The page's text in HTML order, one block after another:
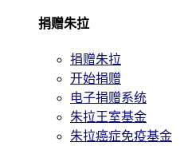
捐赠朱拉
捐赠朱拉
开始捐赠
电子捐赠系统
朱拉王室基金
朱拉癌症免疫基金